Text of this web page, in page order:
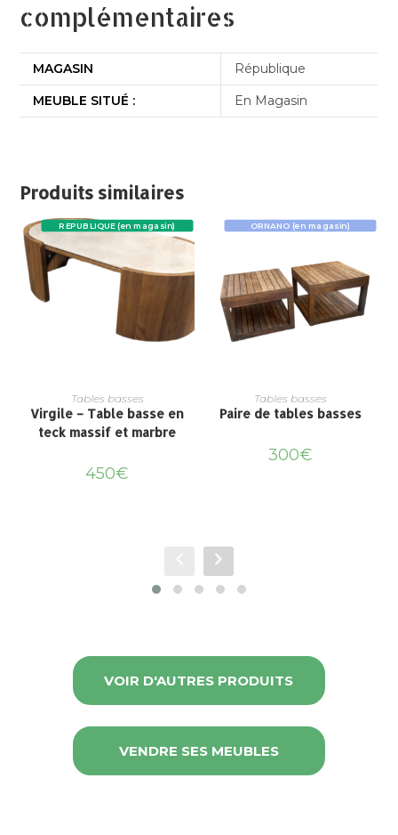
complémentaires
MAGASIN
République
MEUBLE SITUÉ :
En Magasin
Produits similaires
REPUBLIQUE (en magasin)
Tables basses
Virgile – Table basse en
teck massif et marbre
450€
ORNANO (en magasin)
Tables basses
Paire de tables basses
300€
VOIR D'AUTRES PRODUITS
VENDRE SES MEUBLES